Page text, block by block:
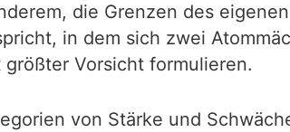
die Grenzen des
in dem sich zwei
Vorsicht formulieren.
von Stärke und